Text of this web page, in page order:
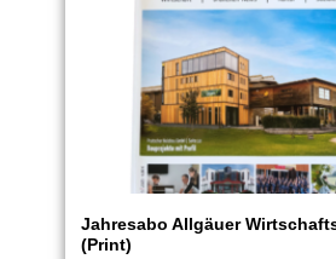
Jahresabo Allgäuer
(Print)